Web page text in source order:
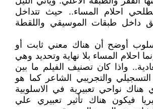
احلام المساء.. حيث تتداخل
داخل طبقات الموسيقي واللقطة
أوضح أن هناك معني ثابت أو
احلام المساء بلا نهاية وتحديد وهي
واذا كان تصنيف الفيلم ما بين
التسجيلي والتجريبي الشاعر كما هو
هناك نواحي تعبيرية في الاسلوبية
فيكون هناك تأثير تعبيري علي